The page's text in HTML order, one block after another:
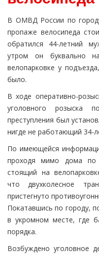
В ОМВД России по
пропаже велосипеда
обратился 44-летний
утром он буквально
велопарковке у
было.
В ходе оперативно-
уголовного розыска
преступления был
нигде не работающий 34-
По имеющейся
проходя мимо дома по
стоящий на
что двухколесное
пристегнуто
Покатавшись по городу,
в укромном месте, где
порядка.
Возбуждено уголовное